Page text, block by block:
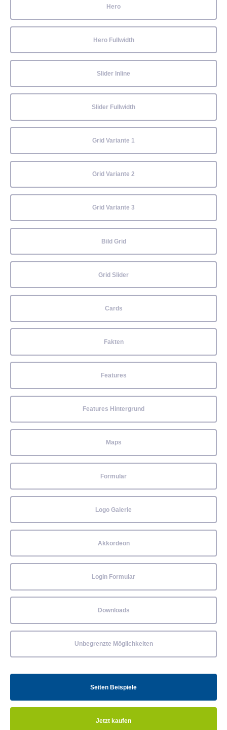
Hero
Hero Fullwidth
Slider Inline
Slider Fullwidth
Grid Variante 1
Grid Variante 2
Grid Variante 3
Bild Grid
Grid Slider
Cards
Fakten
Features
Features Hintergrund
Maps
Formular
Logo Galerie
Akkordeon
Login Formular
Downloads
Unbegrenzte Möglichkeiten
Seiten Beispiele
Jetzt kaufen